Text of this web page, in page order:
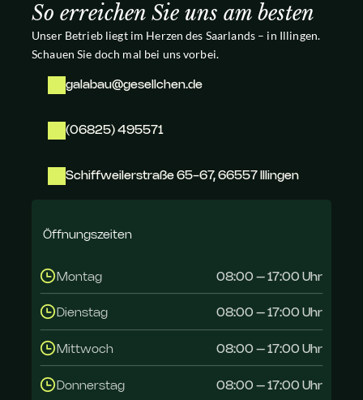
So erreichen Sie uns am besten
Unser Betrieb liegt im Herzen des Saarlands – in Illingen.
Schauen Sie doch mal bei uns vorbei.
galabau@gesellchen.de
(06825) 495571
Schiffweilerstraße 65-67, 66557 Illingen
Montag 08:00 – 17:00 Uhr
Dienstag 08:00 – 17:00 Uhr
Mittwoch 08:00 – 17:00 Uhr
Donnerstag 08:00 – 17:00 Uhr
Öffnungszeiten